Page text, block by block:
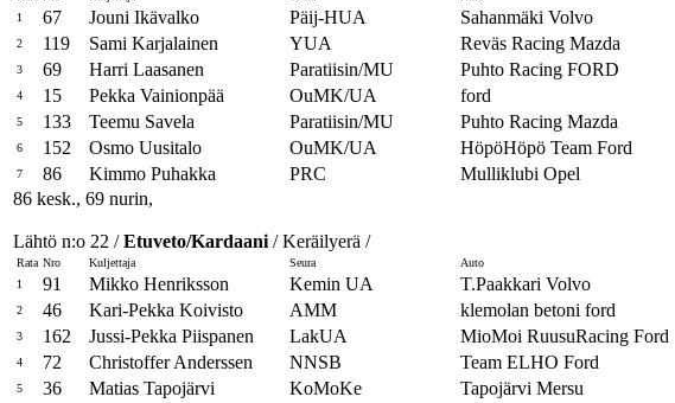
1
67 Jouni Ikävalko Päij-HUA Sahanmäki Volvo
2 119 Sami Karjalainen YUA Reväs Racing Mazda
3 69 Harri Laasanen Paratiisin/MU Puhto Racing FORD
4 15 Pekka Vainionpää OuMK/UA ford
5 133 Teemu Savela Paratiisin/MU Puhto Racing Mazda
6 152 Osmo Uusitalo OuMK/UA HöpöHöpö Team Ford
7 86 Kimmo Puhakka PRC Mulliklubi Opel
86 kesk., 69 nurin,
Lähtö n:o 22 /Etuveto/Kardaani / Keräilyerä /
Rata Nro Kuljettaja Seura Auto
1
91 Mikko Henriksson Kemin UA T.Paakkari Volvo
2 46 Kari-Pekka Koivisto AMM klemolan betoni ford
3 162 Jussi-Pekka Piispanen LakUA MioMoi RuusuRacing Ford
4 72 Christoffer Anderssen NNSB Team ELHO Ford
5 36 Matias Tapojärvi KoMoKe Tapojärvi Mersu